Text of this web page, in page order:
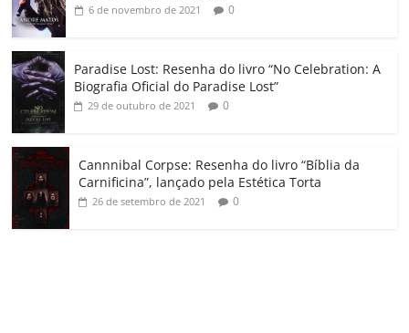
6 de novembro de 2021 0
Paradise Lost: Resenha do livro “No Celebration: A
Biografia Oficial do Paradise Lost”
29 de outubro de 2021 0
Cannnibal Corpse: Resenha do livro “Bíblia da
Carnificina”, lançado pela Estética Torta
26 de setembro de 2021 0